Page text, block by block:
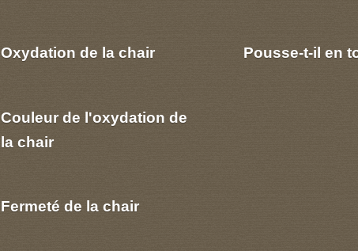
Oxydation de la chair
Couleur de l'oxydation de
la chair
Fermeté de la chair
Pousse-t-il en